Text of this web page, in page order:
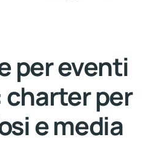
per eventi
per
e media